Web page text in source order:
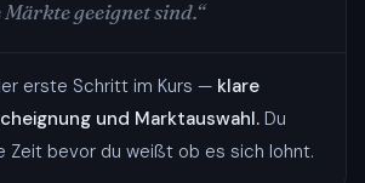
geeignet sind.“
erste Schritt im Kurs — klare
und Marktauswahl. Du
Zeit bevor du weißt ob es sich lohnt.